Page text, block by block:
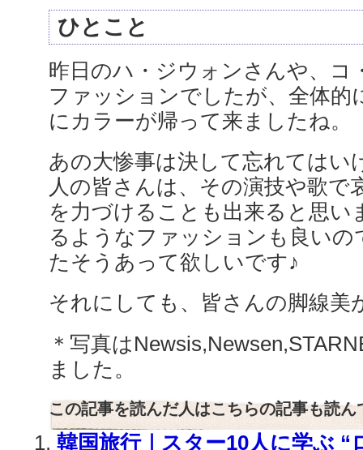
ひとこと
昨日のハ・ジウォンさんや、コ
ファッションでしたが、全体的
にカラーが帰って来ましたね。
あの大惨事は決して忘れてはい
人の皆さんは、その演技や歌で
を力づけることも出来ると思い
るようなファッションも良い
たそうあって欲しいです♪
それにしても、皆さんの脚線美
＊写真は
ました。
この記事を読んだ人はこちらの記事も読ん
韓国旅行｜スター10人に学ぶ “